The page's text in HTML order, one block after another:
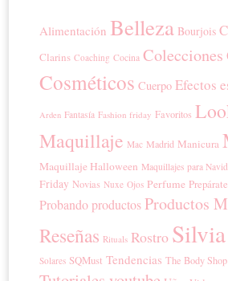
Alimentación Belleza Bourjois
Clarins Coaching Cocina Colecciones
Cosméticos Cuerpo Efectos
Arden Fantasía Fashion friday Favoritos
Maquillaje Mac Madrid Manicura
Maquillaje Halloween Maquillajes para
Friday Novias Nuxe Ojos Perfume
Probando productos Productos
Reseñas Rituals Rostro
Solares SQMust Tendencias The Body Shop